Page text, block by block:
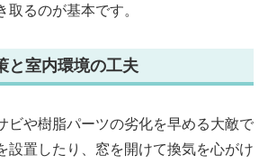
取るのが基本です。
と室内環境の工夫
ビや樹脂パーツの劣化を早める大敵で
設置したり、窓を開けて換気を心がけ